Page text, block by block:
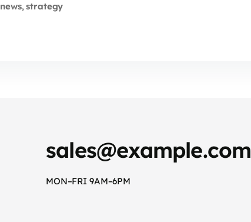
news,strategy
sales@example.com
MON–FRI 9AM–6PM